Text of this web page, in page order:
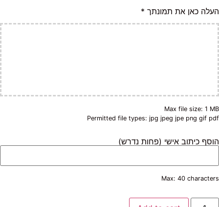
כאן את תמונתך*
Max file size: 1
Permitted file types: jpg jpeg jpe png gif
כיתוב אישי (פחות נדרש)
Max: 40